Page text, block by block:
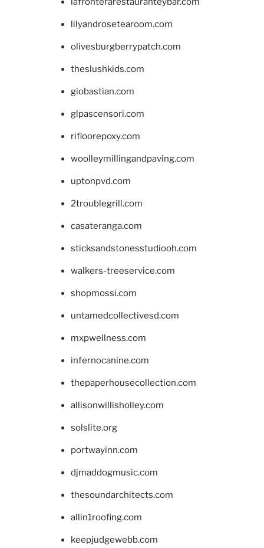
lilyandrosetearoom.com
olivesburgberrypatch.com
theslushkids.com
giobastian.com
glpascensori.com
rifloorepoxy.com
woolleymillingandpaving.com
uptonpvd.com
2troublegrill.com
casateranga.com
sticksandstonesstudiooh.com
walkers-treeservice.com
shopmossi.com
untamedcollectivesd.com
mxpwellness.com
infernocanine.com
thepaperhousecollection.com
allisonwillisholley.com
solslite.org
portwayinn.com
djmaddogmusic.com
thesoundarchitects.com
allin1roofing.com
keepjudgewebb.com